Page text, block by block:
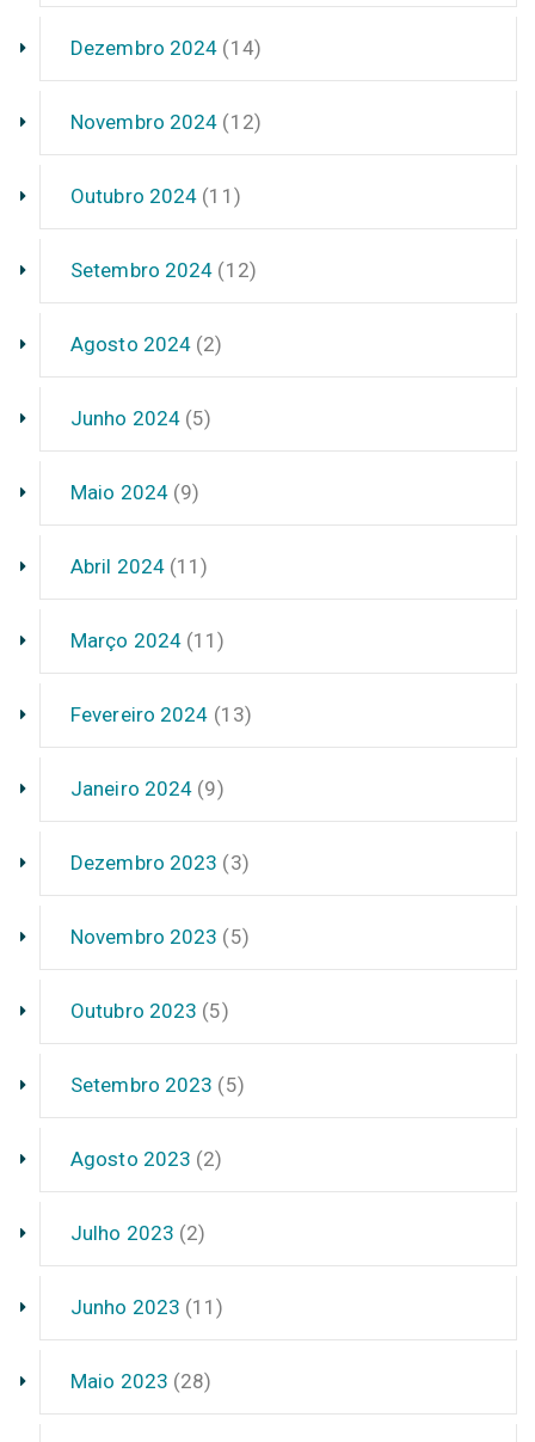
Dezembro 2024 (14)
Novembro 2024 (12)
Outubro 2024 (11)
Setembro 2024 (12)
Agosto 2024 (2)
Junho 2024 (5)
Maio 2024(9)
Abril 2024 (11)
Março 2024 (11)
Fevereiro 2024 (13)
Janeiro 2024 (9)
Dezembro 2023 (3)
Novembro 2023 (5)
Outubro 2023 (5)
Setembro 2023 (5)
Agosto 2023 (2)
Julho 2023 (2)
Junho 2023 (11)
Maio 2023 (28)